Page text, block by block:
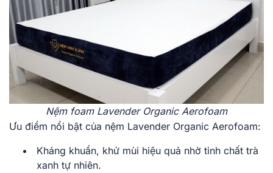
Nệm foam Lavender Organic Aerofoam
Ưu điểm nổi bật của nệm Lavender Organic Aerofoam:
Kháng khuẩn, khử mùi hiệu quả nhờ tinh chất trà
xanh tự nhiên.